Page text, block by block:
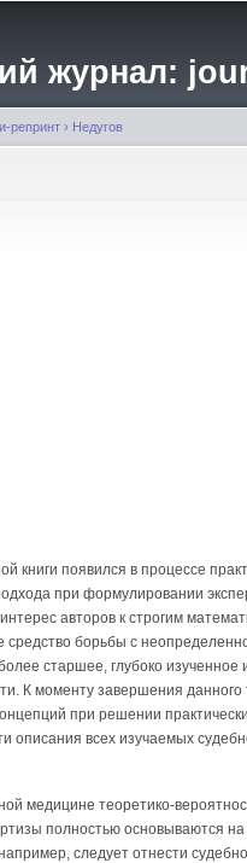
журнал:
репринт › Недугов
книги появился в процессе
при формулировании
авторов к строгим
борьбы с
старшее, глубоко
К моменту завершения данного
при решении
описания всех изучаемых
медицине теоретико-
полностью основываются
следует отнести